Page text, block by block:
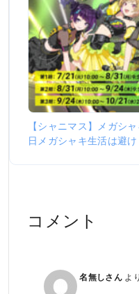
【シャニマス】メガシ
日メガシャキ生活は避
コメント
名無しさん よ